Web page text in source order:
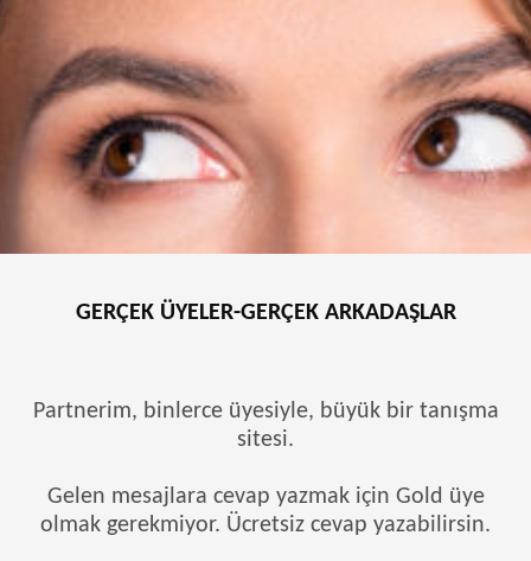
GERÇEK ÜYELER-GERÇEK ARKADAŞLAR
Partnerim, binlerce üyesiyle, büyük bir tanışma
sitesi.
Gelen mesajlara cevap yazmak için Gold üye
olmak gerekmiyor. Ücretsiz cevap yazabilirsin.